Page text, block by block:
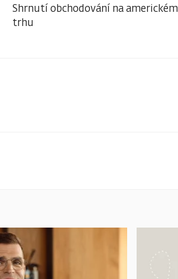
Shrnutí obchodování na americkém
trhu